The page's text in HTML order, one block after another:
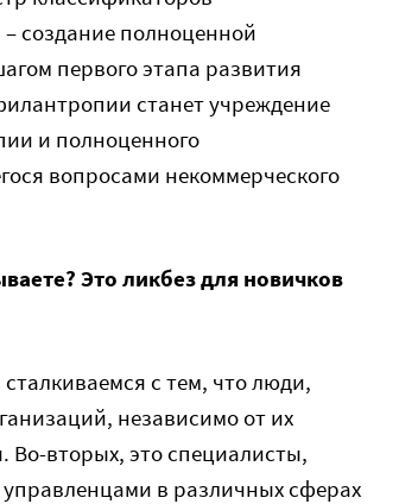
создание полноценной
первого этапа развития
станет учреждение
и полноценного
вопросами некоммерческого
Это ликбез для новичков
с тем, что люди,
независимо от их
Во-вторых, это специалисты,
в различных сферах